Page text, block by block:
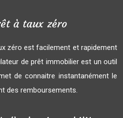
à taux zéro
zéro est facilement et rapidement
de prêt immobilier est un outil
de connaitre instantanément le
des remboursements.